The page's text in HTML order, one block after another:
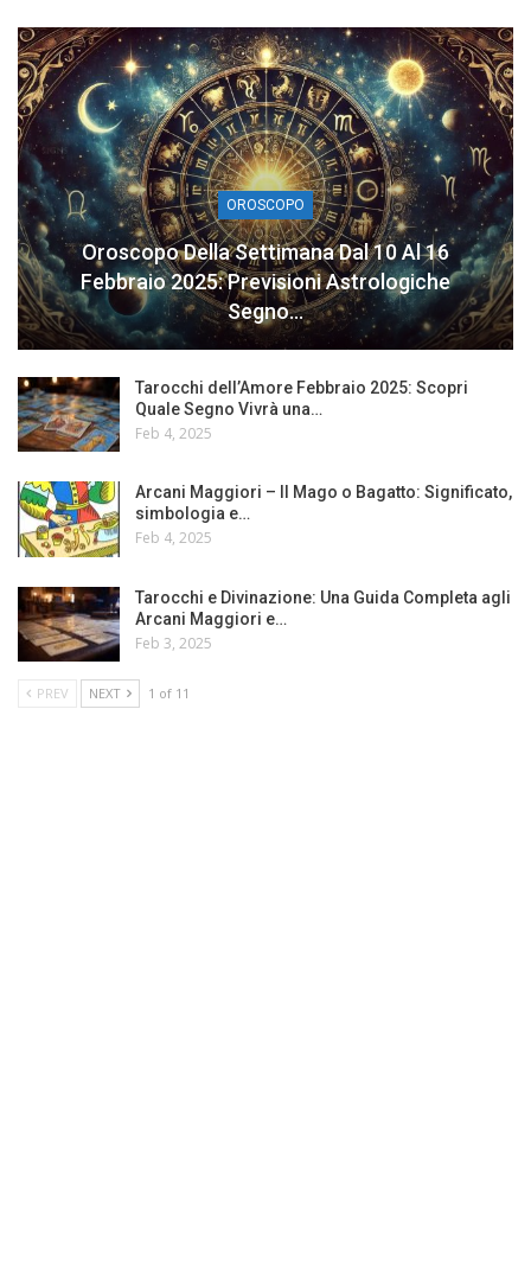
OROSCOPO
Oroscopo Della Settimana Dal 10 Al 16
Febbraio 2025: Previsioni Astrologiche
Segno…
Tarocchi dell’Amore Febbraio 2025: Scopri
Quale Segno Vivrà una…
Feb 4, 2025
Arcani Maggiori – Il Mago o Bagatto: Significato,
simbologia e…
Feb 4, 2025
Tarocchi e Divinazione: Una Guida Completa agli
Arcani Maggiori e…
Feb 3, 2025
PREV NEXT 1 of 11